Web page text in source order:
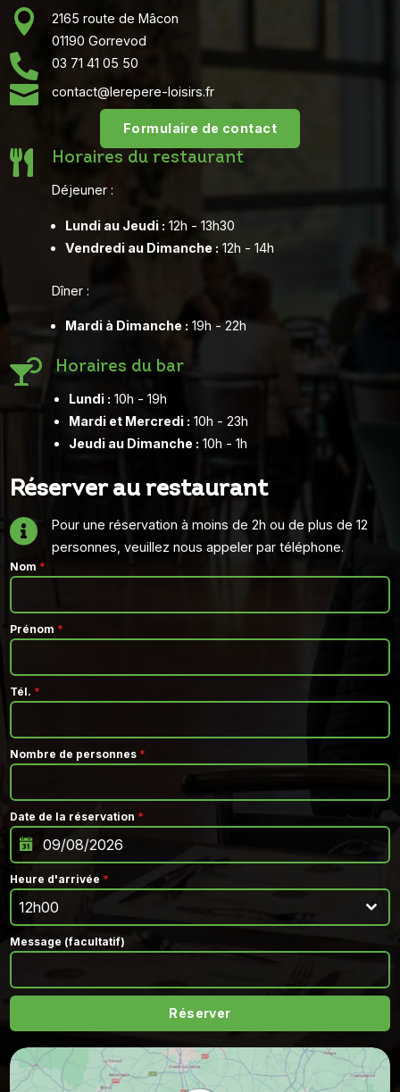

2165 route de Mâcon
01190 Gorrevod
 03 71 41 05 50
 contact@lerepere-loisirs.fr
Formulaire de contact
 Horaires du restaurant
Déjeuner :
Lundi au Jeudi : 12h - 13h30
Vendredi au Dimanche :12h - 14h
Dîner :
Mardi à Dimanche :19h - 22h
 Horaires du bar
Lundi : 10h - 19h
Mardi et Mercredi : 10h - 23h
Jeudi au Dimanche : 10h - 1h
Réserver au restaurant

Pour une réservation à moins de 2h ou de plus de 12
personnes, veuillez nous appeler par téléphone.
Nom *
Prénom *
Tél. *
Nombre de personnes *
Date de la réservation *
Heure d'arrivée *
12h00
Message (facultatif)
Réserver